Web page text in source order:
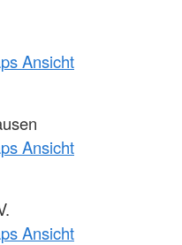
Ansicht
Ansicht
Ansicht